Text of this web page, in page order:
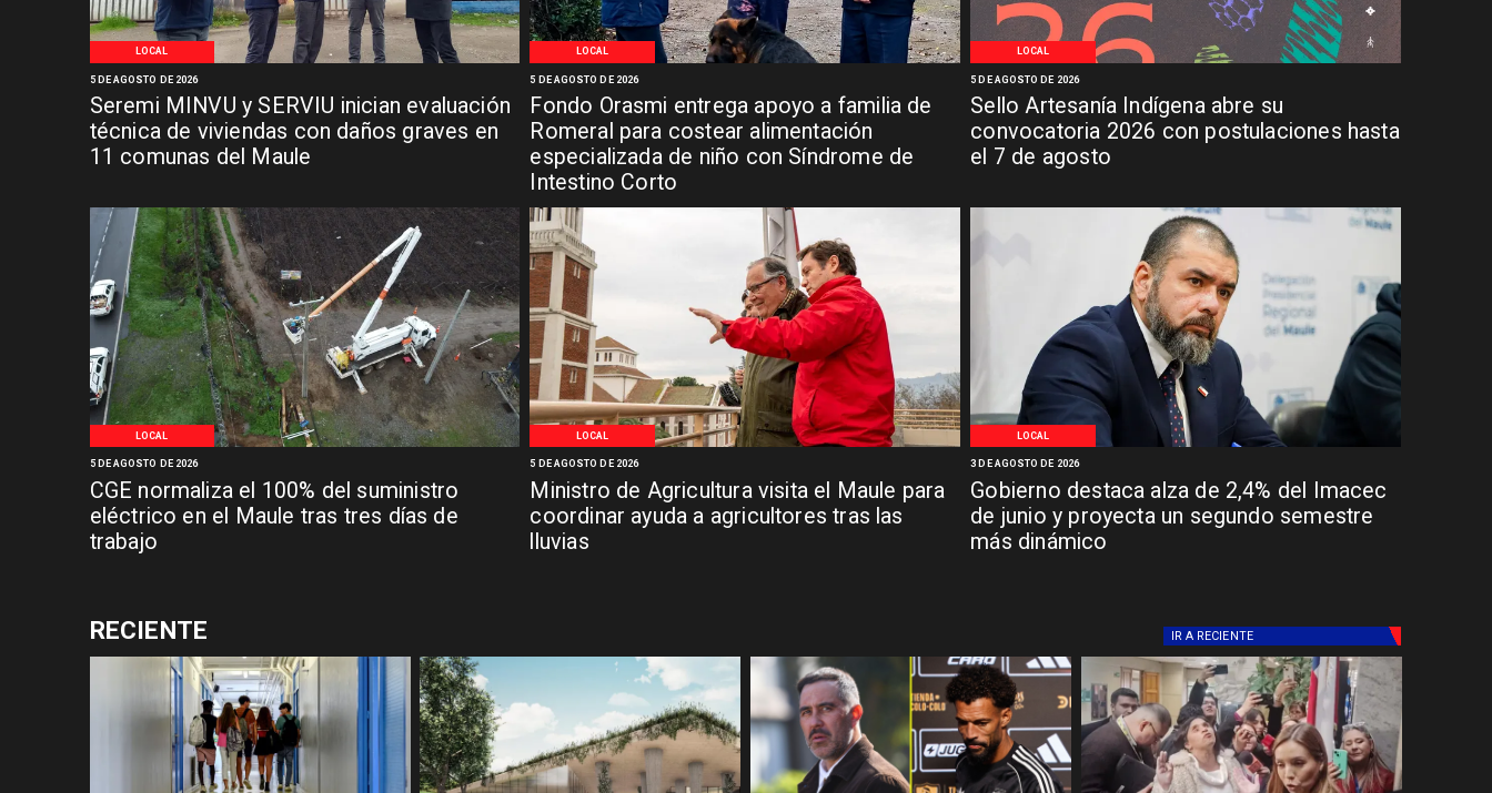
LOCAL
Seremi MINVU y SERVIU inician evaluación
técnica de viviendas con daños graves en
11 comunas del Maule
5 DE AGOSTO DE 2026
LOCAL
Fondo Orasmi entrega apoyo a familia de
Romeral para costear alimentación
especializada de niño con Síndrome de
Intestino Corto
5 DE AGOSTO DE 2026
LOCAL
Sello Artesanía Indígena abre su
convocatoria 2026 con postulaciones hasta
el 7 de agosto
5 DE AGOSTO DE 2026
LOCAL
CGE normaliza el 100% del suministro
eléctrico en el Maule tras tres días de
trabajo
5 DE AGOSTO DE 2026
LOCAL
Ministro de Agricultura visita el Maule para
coordinar ayuda a agricultores tras las
lluvias
5 DE AGOSTO DE 2026
LOCAL
Gobierno destaca alza de 2,4% del Imacec
de junio y proyecta un segundo semestre
más dinámico
3 DE AGOSTO DE 2026
RECIENTE IR A RECIENTE